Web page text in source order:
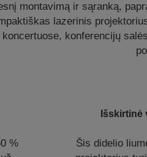
montavimą ir sąranką,
lazerinis
koncertuose, konferencijų
%
Išskirtinė
Šis didelio